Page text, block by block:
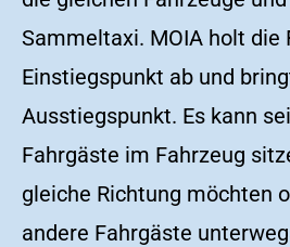
Sammeltaxi. MOIA holt die
Einstiegspunkt ab und
Ausstiegspunkt. Es kann
Fahrgäste im Fahrzeug
gleiche Richtung möchten
andere Fahrgäste